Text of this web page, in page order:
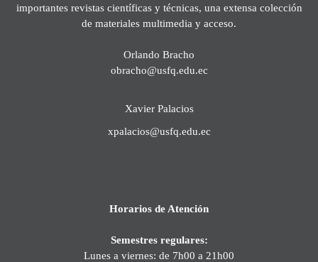
importantes revistas científicas y técnicas, una extensa colección
de materiales multimedia y acceso.
Orlando Bracho
obracho@usfq.edu.ec
Xavier Palacios
xpalacios@usfq.edu.ec
Horarios de Atención
Semestres regulares:
Lunes a viernes: de 7h00 a 21h00